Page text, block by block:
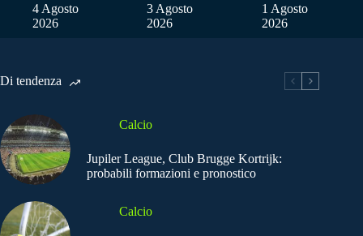
4 Agosto
2026
3 Agosto
2026
1 Agosto
2026
Di tendenza
Calcio
Jupiler League, Club Brugge Kortrijk:
probabili formazioni e pronostico
Calcio